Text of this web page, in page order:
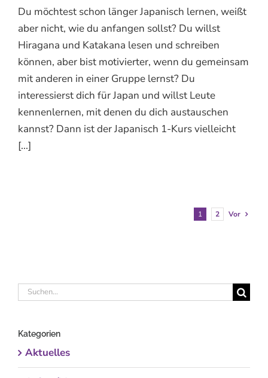
Du möchtest schon länger Japanisch lernen, weißt
aber nicht, wie du anfangen sollst? Du willst
Hiragana und Katakana lesen und schreiben
können, aber bist motivierter, wenn du gemeinsam
mit anderen in einer Gruppe lernst? Du
interessierst dich für Japan und willst Leute
kennenlernen, mit denen du dich austauschen
kannst? Dann ist der Japanisch 1-Kurs vielleicht
[...]
1 2 Vor
Suche
Kategorien
Aktuelles